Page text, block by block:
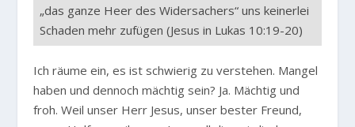
„das ganze Heer des Widersachers“ uns keinerlei
Schaden mehr zufügen (Jesus in Lukas 10:19-20)
Ich räume ein, es ist schwierig zu verstehen. Mangel
haben und dennoch mächtig sein? Ja. Mächtig und
froh. Weil unser Herr Jesus, unser bester Freund,